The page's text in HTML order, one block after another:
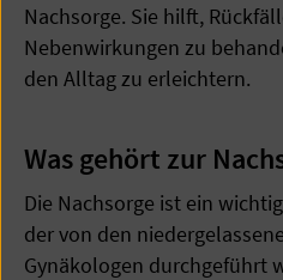
Nachsorge. Sie hilft,
Nebenwirkungen zu
den Alltag zu erleichtern.
Was gehört zur
Die Nachsorge ist ein
der von den
Gynäkologen durchgeführt